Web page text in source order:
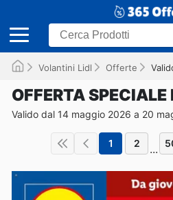
Volantini Lidl Offerte
OFFERTA SPECIALE
Valido dal 14 maggio 2026 a 20
1 2 ...